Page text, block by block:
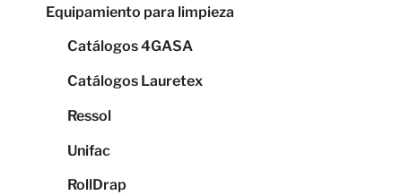
Equipamiento para limpieza
Catálogos 4GASA
Catálogos Lauretex
Ressol
Unifac
RollDrap